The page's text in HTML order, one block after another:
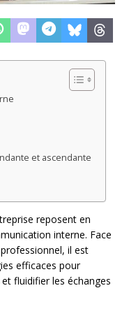
et ascendante
reposent en
interne. Face
il est
efficaces pour
fluidifier les échanges